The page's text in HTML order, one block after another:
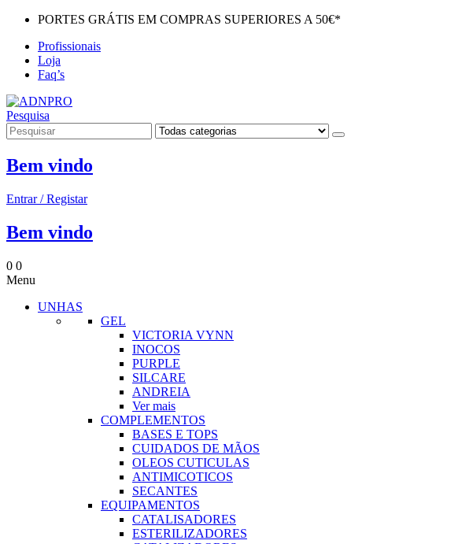
PORTES GRÁTIS EM COMPRAS SUPERIORES A 50€*
Profissionais
Loja
Faq’s
Pesquisa
Bem vindo
Entrar / Registar
Bem vindo
0 0
Menu
UNHAS
GEL
VICTORIA VYNN
INOCOS
PURPLE
SILCARE
ANDREIA
Ver mais
COMPLEMENTOS
BASES E TOPS
CUIDADOS DE MÃOS
OLEOS CUTICULAS
ANTIMICOTICOS
SECANTES
EQUIPAMENTOS
CATALISADORES
ESTERILIZADORES